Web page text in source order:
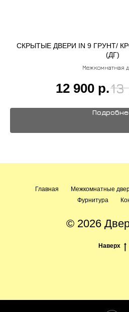
СКРЫТЫЕ ДВЕРИ IN 9 ГРУНТ/
(ДГ)
Межкомнатная
12 900 р.
Главная Межкомнатные
Фурнитура
© 2026
Наверх